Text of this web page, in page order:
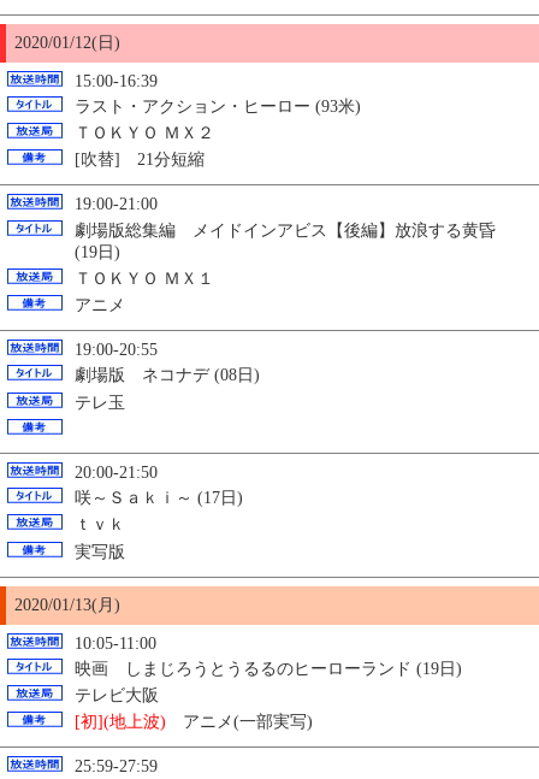
2020/01/12(日)
15:00-16:39
ラスト・アクション・ヒーロー (93米)
ＴＯＫＹＯ ＭＸ２
[吹替] 21分短縮
19:00-21:00
劇場版総集編 メイドインアビス【後編】放浪する黄昏
(19日)
ＴＯＫＹＯ ＭＸ１
アニメ
19:00-20:55
劇場版 ネコナデ (08日)
テレ玉
20:00-21:50
咲～Ｓａｋｉ～ (17日)
ｔｖｋ
実写版
2020/01/13(月)
10:05-11:00
映画 しまじろうとうるるのヒーローランド (19日)
テレビ大阪
[初](地上波) アニメ(一部実写)
25:59-27:59